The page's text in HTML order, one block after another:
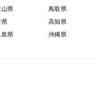
山県 鳥取県
県 高知県
島県 沖縄県